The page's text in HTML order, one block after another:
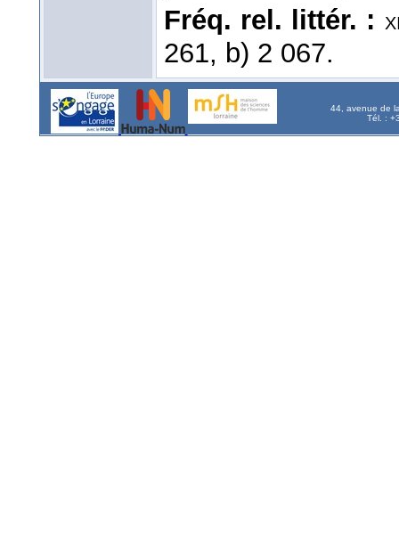
Fréq. rel. littér. :
261, b) 2 067.
44, avenue de
Tél. :